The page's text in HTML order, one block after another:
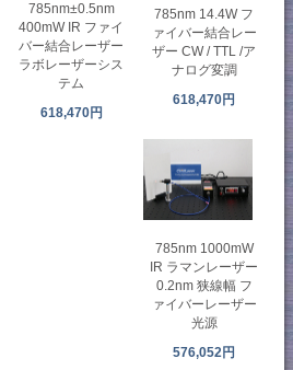
785nm±0.5nm
400mW IR ファイ
バー結合レーザー
ラボレーザーシス
テム
618,470円
785nm 14.4W フ
ァイバー結合レー
ザー CW / TTL /ア
ナログ変調
618,470円
785nm 1000mW
IR ラマンレーザー
0.2nm 狭線幅 フ
ァイバーレーザー
光源
576,052円